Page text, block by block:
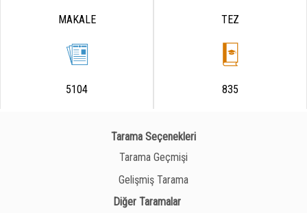
MAKALE
5104
TEZ
835
Tarama Seçenekleri
Tarama Geçmişi
Gelişmiş Tarama
Diğer Taramalar